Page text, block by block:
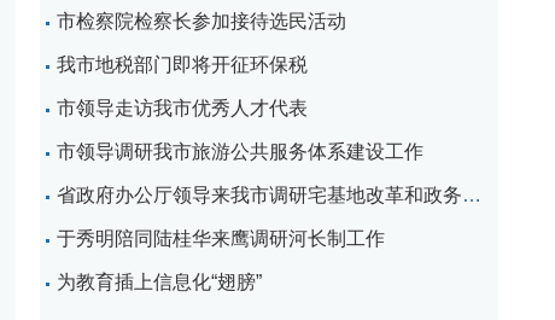
市检察院检察长参加接待选民活动
我市地税部门即将开征环保税
市领导走访我市优秀人才代表
市领导调研我市旅游公共服务体系建设工作
省政府办公厅领导来我市调研宅基地改革和政务服务等相关工作
于秀明陪同陆桂华来鹰调研河长制工作
为教育插上信息化“翅膀”